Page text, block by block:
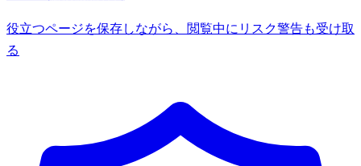
役立つページを保存しながら、閲覧中にリスク警告も受け取
る